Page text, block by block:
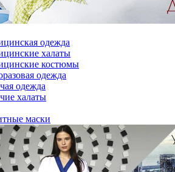
одежда
халаты
костюмы
одежда
одежда
халаты
маски